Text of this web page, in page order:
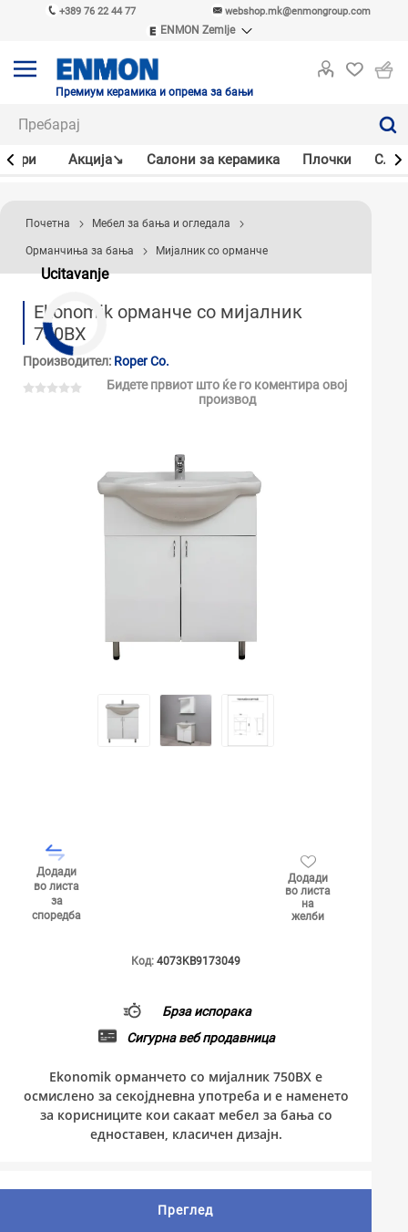
+389 76 22 44 77 webshop.mk@enmongroup.com
ENMON Zemlje
ENMON MKD
Премиум керамика и опрема за бањи
Акцијa↘ Салони за керамика Плочки
Ucitavanje
Почетна Мебел за бања и огледала
Орманчиња за бања Мијалник со орманче
Ekonomik орманче со мијалник
750BX
Производител: Roper Co.
Бидете првиот што ќе го коментира овој
производ
Додади
во листа
за
споредба
Додади
во листа
на
желби
Код: 4073KB9173049
Брза испорака
Сигурна веб продавница
Ekonomik орманчето со мијалник 750BX е
осмислено за секојдневна употреба и е наменето
за корисниците кои сакаат мебел за бања со
едноставен, класичен дизајн.
Преглед